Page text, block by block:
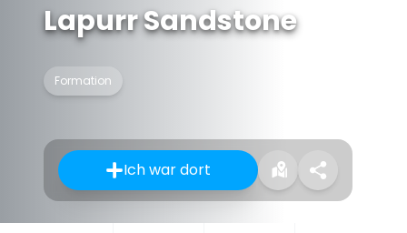
Lapurr Sandstone
Formation
Ich war dort